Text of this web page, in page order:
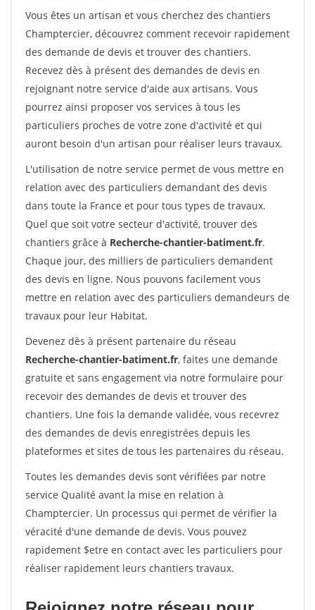
Vous êtes un artisan et vous cherchez des chantiers
Champtercier, découvrez comment recevoir rapidement
des demande de devis et trouver des chantiers.
Recevez dès à présent des demandes de devis en
rejoignant notre service d'aide aux artisans. Vous
pourrez ainsi proposer vos services à tous les
particuliers proches de votre zone d'activité et qui
auront besoin d'un artisan pour réaliser leurs travaux.
L'utilisation de notre service permet de vous mettre en
relation avec des particuliers demandant des devis
dans toute la France et pour tous types de travaux.
Quel que soit votre secteur d'activité, trouver des
chantiers grâce à Recherche-chantier-batiment.fr.
Chaque jour, des milliers de particuliers demandent
des devis en ligne. Nous pouvons facilement vous
mettre en relation avec des particuliers demandeurs de
travaux pour leur Habitat.
Devenez dès à présent partenaire du réseau
Recherche-chantier-batiment.fr, faites une demande
gratuite et sans engagement via notre formulaire pour
recevoir des demandes de devis et trouver des
chantiers. Une fois la demande validée, vous recevrez
des demandes de devis enregistrées depuis les
plateformes et sites de tous les partenaires du réseau.
Toutes les demandes devis sont vérifiées par notre
service Qualité avant la mise en relation à
Champtercier. Un processus qui permet de vérifier la
véracité d'une demande de devis. Vous pouvez
rapidement $etre en contact avec les particuliers pour
réaliser rapidement leurs chantiers travaux.